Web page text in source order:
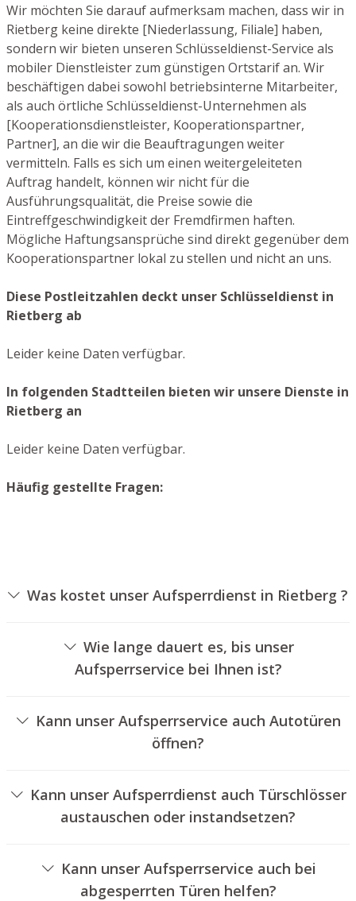
Wir möchten Sie darauf aufmerksam machen, dass wir in
Rietberg keine direkte [Niederlassung, Filiale] haben,
sondern wir bieten unseren Schlüsseldienst-Service als
mobiler Dienstleister zum günstigen Ortstarif an. Wir
beschäftigen dabei sowohl betriebsinterne Mitarbeiter,
als auch örtliche Schlüsseldienst-Unternehmen als
[Kooperationsdienstleister, Kooperationspartner,
Partner], an die wir die Beauftragungen weiter
vermitteln. Falls es sich um einen weitergeleiteten
Auftrag handelt, können wir nicht für die
Ausführungsqualität, die Preise sowie die
Eintreffgeschwindigkeit der Fremdfirmen haften.
Mögliche Haftungsansprüche sind direkt gegenüber dem
Kooperationspartner lokal zu stellen und nicht an uns.
Diese Postleitzahlen deckt unser Schlüsseldienst in
Rietberg ab
Leider keine Daten verfügbar.
In folgenden Stadtteilen bieten wir unsere Dienste in
Rietberg an
Leider keine Daten verfügbar.
Häufig gestellte Fragen:
Was kostet unser Aufsperrdienst in Rietberg ?
unterschiedlichen Faktoren ab, wie zum Beispiel der Art
des Türschlosses, der Dauer der Arbeiten und eventuell
anfallenden Anfahrtskosten. Wir bieten unseren
Wie lange dauert es, bis unser
Aufsperrservice bei Ihnen ist?
von einer halben Stunde vor Ort. Die tatsächliche
Wartezeit hängt von der Entfernung des Einsatzortes zu
unserer Filiale und den örtlichen Verkehrsbedingungen
Kann unser Aufsperrservice auch Autotüren
öffnen?
Kann unser Aufsperrdienst auch Türschlösser
austauschen oder instandsetzen?
Türschlössern an.
Kann unser Aufsperrservice auch bei
abgesperrten Türen helfen?